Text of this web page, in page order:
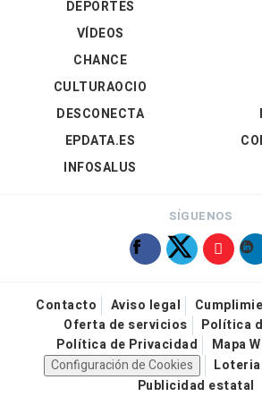
DEPORTES
VÍDEOS
CHANCE
CULTURAOCIO
DESCONECTA
EPDATA.ES
INFOSALUS
SÍGUENOS
Contacto Aviso legal
Oferta de servicios
Política
Política de Privacidad
Mapa
Configuración de Cookies
Publicidad estatal